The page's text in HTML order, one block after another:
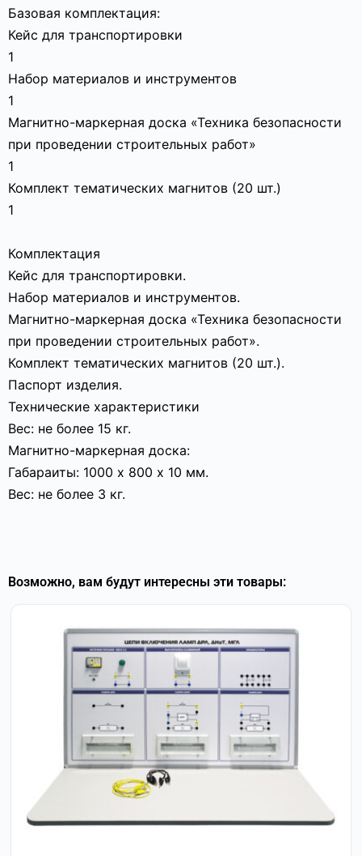
Базовая комплектация:
Кейс для транспортировки
1
Набор материалов и инструментов
1
Магнитно-маркерная доска «Техника безопасности
при проведении строительных работ»
1
Комплект тематических магнитов (20 шт.)
1
Комплектация
Кейс для транспортировки.
Набор материалов и инструментов.
Магнитно-маркерная доска «Техника безопасности
при проведении строительных работ».
Комплект тематических магнитов (20 шт.).
Паспорт изделия.
Технические характеристики
Вес: не более 15 кг.
Магнитно-маркерная доска:
Габараиты: 1000 х 800 х 10 мм.
Вес: не более 3 кг.
Возможно, вам будут интересны эти товары: